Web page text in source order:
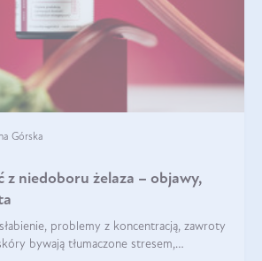
Górska
niedoboru żelaza – objawy,
problemy z koncentracją, zawroty
bywają tłumaczone stresem,